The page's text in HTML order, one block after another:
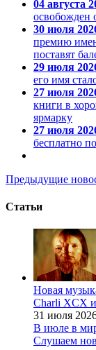
04 августа
освобожден
30 июля
премию
поставят
29 июля
его имя
27 июля
книги в
ярмарку
27 июля
бесплатно
Предыдущие
Статьи
Новая
Charli XCX
31 июля
В июле в
Слушаем